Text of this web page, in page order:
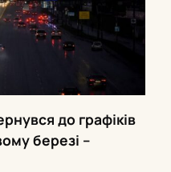
до графіків
березі –